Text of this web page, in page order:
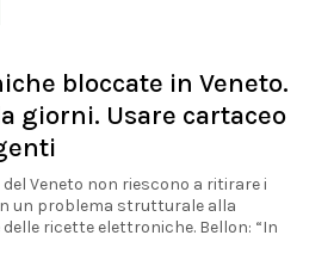
bloccate in Veneto.
giorni. Usare cartaceo
Veneto non riescono a ritirare i
un problema strutturale alla
ricette elettroniche. Bellon: “In